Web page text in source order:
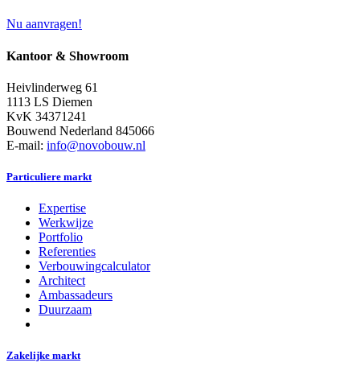
Nu aanvragen!
Kantoor & Showroom
Heivlinderweg 61
1113 LS Diemen
KvK 34371241
Bouwend Nederland 845066
E-mail: info@novobouw.nl
Particuliere markt
Expertise
Werkwijze
Portfolio
Referenties
Verbouwingcalculator
Architect
Ambassadeurs
Duurzaam
Zakelijke markt